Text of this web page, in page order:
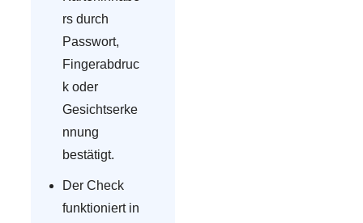
rs durch
Passwort,
Fingerabdruc
k oder
Gesichtserke
nnung
bestätigt.
Der Check
funktioniert in